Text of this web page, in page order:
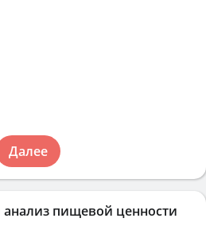
пищевой ценности
Далее